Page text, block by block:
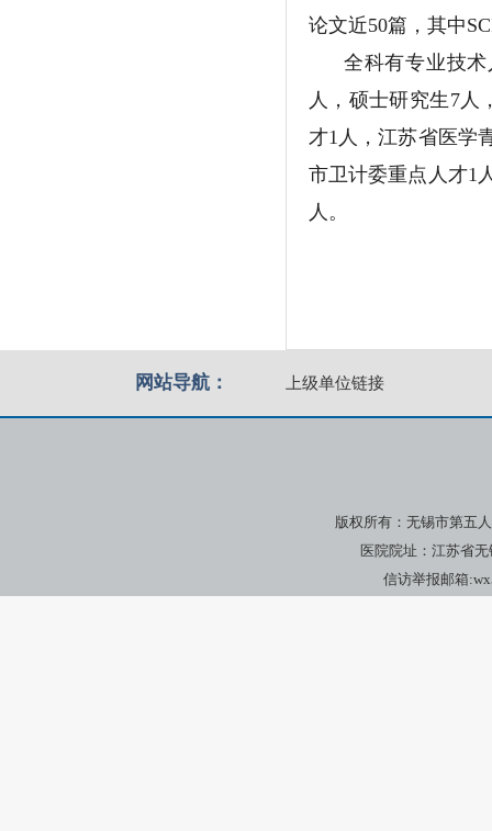
论文近50篇，其中
全科有专业技
人，硕士研究生7人
才1人，江苏省医学
市卫计委重点人才1
人。
网站导航： 上级单位链接
版权所有：无锡市第五
医院院址：江苏省
信访举报邮箱